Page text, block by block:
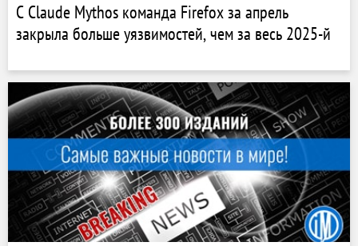
С Claude Mythos команда Firefox за апрель
закрыла больше уязвимостей, чем за весь 2025-й